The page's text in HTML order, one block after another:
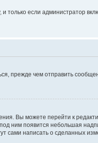
только если администратор
прежде чем отправить
Вы можете перейти к
ним появится небольшая
сами написать о сделанных